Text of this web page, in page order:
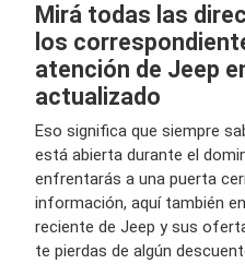
Mirá todas las
los
atención de Jeep
actualizado
Eso significa que siempre
está abierta durante el
enfrentarás a una puerta
información, aquí también
reciente de Jeep y sus
te pierdas de algún